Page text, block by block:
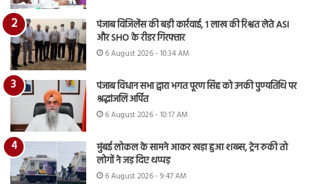
पंजाब विजिलेंस की बड़ी कार्रवाई, 1 लाख की रिश्वत लेते ASI
और SHO के रीडर गिरफ्तार
6 August 2026 - 10:34 AM
पंजाब विधान सभा द्वारा भगत पूरण सिंह को उनकी पुण्यतिथि पर
श्रद्धांजलि अर्पित
6 August 2026 - 10:17 AM
मुंबई लोकल के सामने आकर खड़ा हुआ शख्स, ट्रेन रुकी तो
लोगों ने जड़ दिए थप्पड़
6 August 2026 - 9:47 AM